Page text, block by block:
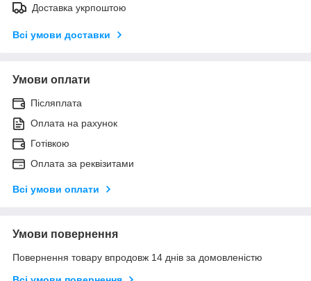
Доставка укрпоштою
Всі умови доставки
Умови оплати
Післяплата
Оплата на рахунок
Готівкою
Оплата за реквізитами
Всі умови оплати
Умови повернення
Повернення товару впродовж 14 днів за домовленістю